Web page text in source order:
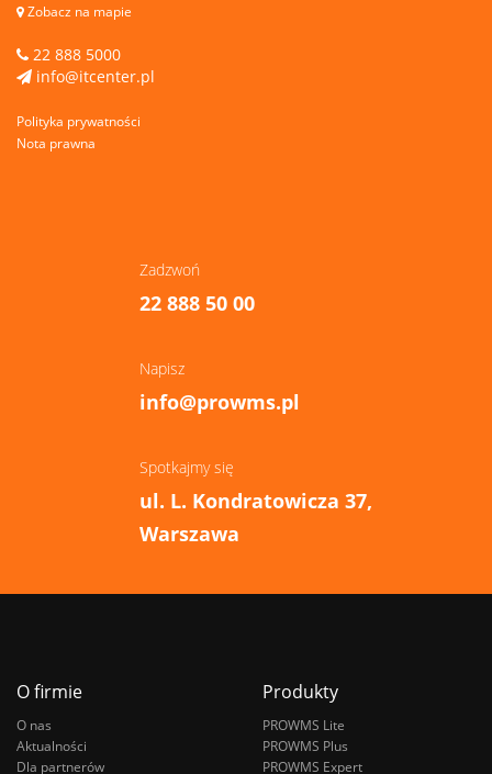
Zobacz na mapie
22 888 5000
info@itcenter.pl
Polityka prywatności
Nota prawna
Zadzwoń
22 888 50 00
Napisz
info@prowms.pl
Spotkajmy się
ul. L. Kondratowicza 37,
Warszawa
O firmie
O nas
Aktualności
Dla partnerów
Produkty
PROWMS Lite
PROWMS Plus
PROWMS Expert